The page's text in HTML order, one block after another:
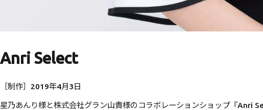
Anri Select
［制作］2019年4月3日
星乃あんり様と株式会社グラン山貴様のコラボレーションショップ『Anri